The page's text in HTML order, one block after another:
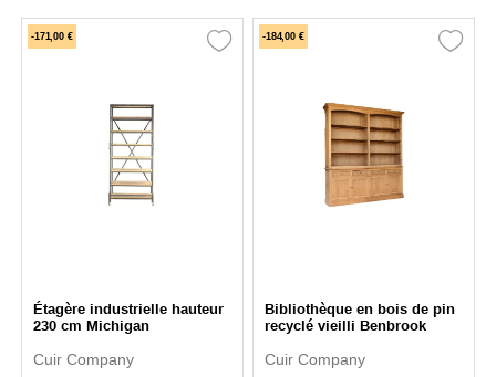
-171,00 €
Étagère industrielle hauteur
230 cm Michigan
Cuir Company
-184,00 €
Bibliothèque en bois de pin
recyclé vieilli Benbrook
Cuir Company